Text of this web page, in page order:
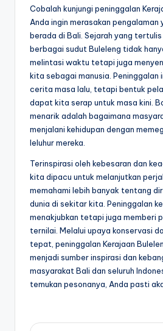
Cobalah kunjungi peninggalan
Anda ingin merasakan
berada di Bali. Sejarah yang
berbagai sudut Buleleng tidak
melintasi waktu tetapi juga
kita sebagai manusia. Peninggalan
cerita masa lalu, tetapi bentuk
dapat kita serap untuk masa kini.
menarik adalah bagaimana
menjalani kehidupan dengan
leluhur mereka.
Terinspirasi oleh kebesaran dan
kita dipacu untuk melanjutkan
memahami lebih banyak tentang
dunia di sekitar kita. Peninggalan
menakjubkan tetapi juga memberi
ternilai. Melalui upaya konservasi
tepat, peninggalan Kerajaan
menjadi sumber inspirasi dan
masyarakat Bali dan seluruh
temukan pesonanya, Anda pasti